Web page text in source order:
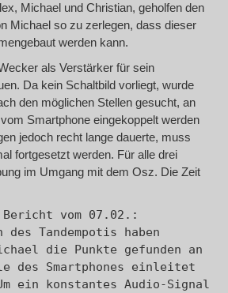
Michael und Christian, geholfen den
Michael so zu zerlegen, dass dieser
werden kann.
als Verstärker für sein
Da kein Schaltbild vorliegt, wurde
den möglichen Stellen gesucht, an
Smartphone eingekoppelt werden
jedoch recht lange dauerte, muss
fortgesetzt werden. Für alle drei
im Umgang mit dem Osz. Die Zeit
vom 07.02.:
des Tandempotis haben
die Punkte gefunden an
des Smartphones einleitet
ein konstantes Audio-Signal